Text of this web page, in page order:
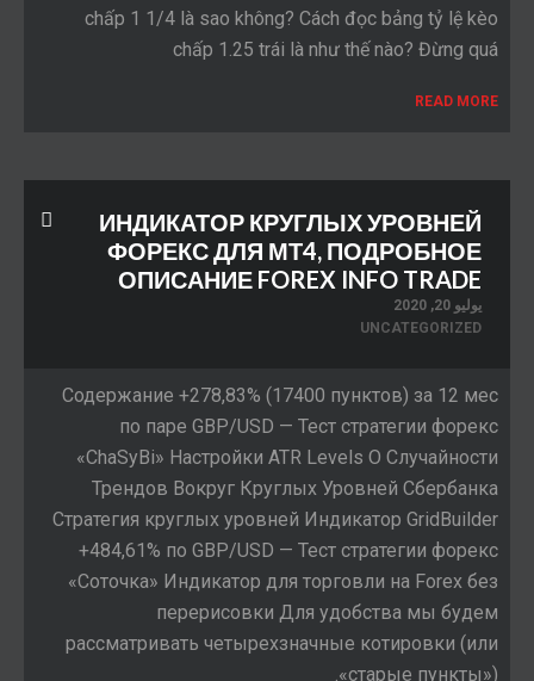
chấp 1 1/4 là sao không? Cách đọc bảng tỷ lệ kèo
chấp 1.25 trái là như thế nào? Đừng quá
READ MORE
ИНДИКАТОР КРУГЛЫХ УРОВНЕЙ
ФОРЕКС ДЛЯ МТ4, ПОДРОБНОЕ
ОПИСАНИЕ FOREX INFO TRADE
يوليو 20, 2020
UNCATEGORIZED
Содержание +278,83% (17400 пунктов) за 12 мес
по паре GBP/USD — Тест стратегии форекс
«ChaSyBi» Настройки ATR Levels О Случайности
Трендов Вокруг Круглых Уровней Сбербанка
Стратегия круглых уровней Индикатор GridBuilder
+484,61% по GBP/USD — Тест стратегии форекс
«Соточка» Индикатор для торговли на Forex без
перерисовки Для удобства мы будем
рассматривать четырехзначные котировки (или
«старые пункты»).